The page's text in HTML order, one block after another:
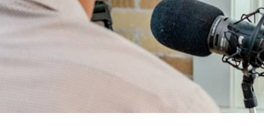
Ressources